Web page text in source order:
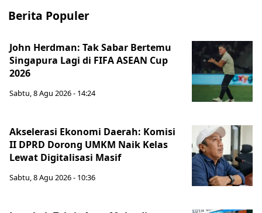
Berita Populer
John Herdman: Tak Sabar Bertemu
Singapura Lagi di FIFA ASEAN Cup
2026
Sabtu, 8 Agu 2026 - 14:24
Akselerasi Ekonomi Daerah: Komisi
II DPRD Dorong UMKM Naik Kelas
Lewat Digitalisasi Masif
Sabtu, 8 Agu 2026 - 10:36